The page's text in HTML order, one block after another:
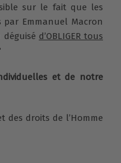
sur le fait que les
par Emmanuel Macron
d’OBLIGER tous
et de notre
des droits de l’Homme